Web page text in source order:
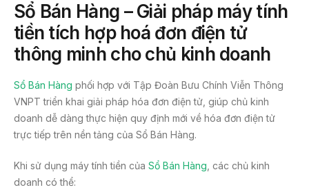
Sổ Bán Hàng – Giải pháp máy tính
tiền tích hợp hoá đơn điện tử
thông minh cho chủ kinh doanh
Sổ Bán Hàng phối hợp với Tập Đoàn Bưu Chính Viễn Thông
VNPT triển khai giải pháp hóa đơn điện tử, giúp chủ kinh
doanh dễ dàng thực hiện quy định mới về hóa đơn điện tử
trực tiếp trên nền tảng của Sổ Bán Hàng.
Khi sử dụng máy tính tiền của Sổ Bán Hàng , các chủ kinh
doanh có thể: